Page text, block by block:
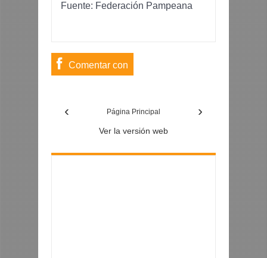
Fuente: Federación Pampeana
Comentar con
Facebook
‹ ›
Página Principal
Ver la versión web